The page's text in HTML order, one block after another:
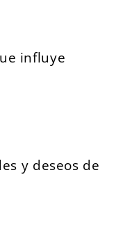
influye
y deseos de